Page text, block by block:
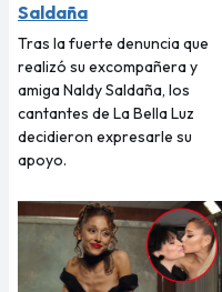
Saldaña
Tras la fuerte denuncia que
realizó su excompañera y
amiga Naldy Saldaña, los
cantantes de La Bella Luz
decidieron expresarle su
apoyo.